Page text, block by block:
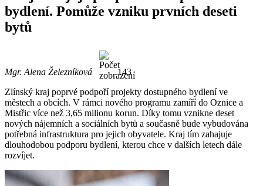
bydlení. Pomůže vzniku prvních deseti
bytů
Mgr. Alena Železníková
143
Zlínský kraj poprvé podpoří projekty dostupného bydlení ve
městech a obcích. V rámci nového programu zamíří do Oznice a
Mistřic více než 3,65 milionu korun. Díky tomu vznikne deset
nových nájemních a sociálních bytů a současně bude vybudována
potřebná infrastruktura pro jejich obyvatele. Kraj tím zahajuje
dlouhodobou podporu bydlení, kterou chce v dalších letech dále
rozvíjet.